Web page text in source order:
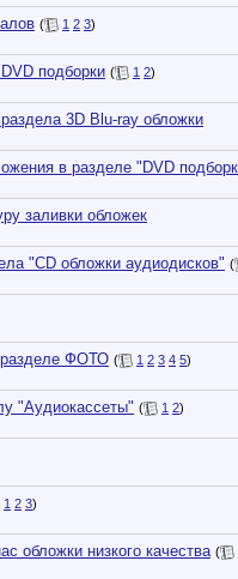
( 1 2 3)
подборки ( 1 2)
3D Blu-ray обложки
в разделе "DVD
заливки обложек
"CD обложки аудиодисков" (
ФОТО ( 1 2 3 4 5)
"Аудиокассеты" ( 1 2)
1 2 3)
обложки низкого качества (